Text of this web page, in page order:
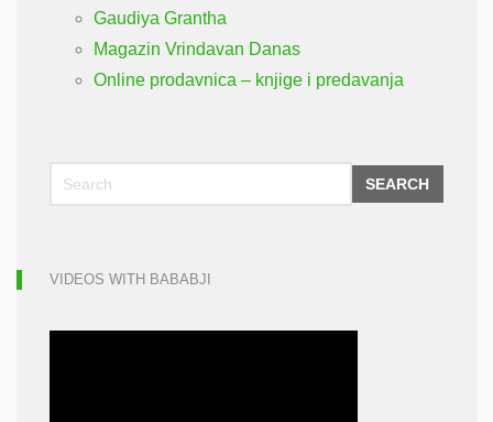
Gaudiya Grantha
Magazin Vrindavan Danas
Online prodavnica – knjige i predavanja
SEARCH
VIDEOS WITH BABABJI